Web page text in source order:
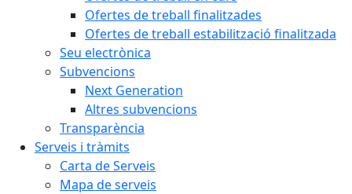
Ofertes de treball finalitzades
Ofertes de treball estabilització finalitzada
Seu electrònica
Subvencions
Next Generation
Altres subvencions
Transparència
Serveis i tràmits
Carta de Serveis
Mapa de serveis